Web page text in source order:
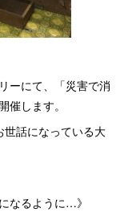
ーにて、「災害で消
します。
話になっている大
なるように…》